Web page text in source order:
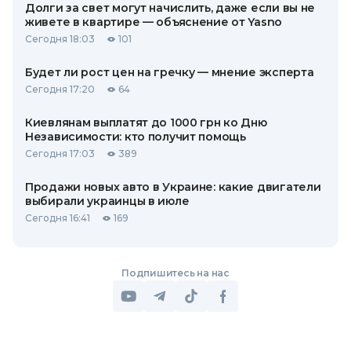
Долги за свет могут начислить, даже если вы не
живете в квартире — объяснение от Yasno
Сегодня 18:03 101
Будет ли рост цен на гречку — мнение эксперта
Сегодня 17:20 64
Киевлянам выплатят до 1000 грн ко Дню
Независимости: кто получит помощь
Сегодня 17:03 389
Продажи новых авто в Украине: какие двигатели
выбирали украинцы в июле
Сегодня 16:41 169
Подпишитесь на нас